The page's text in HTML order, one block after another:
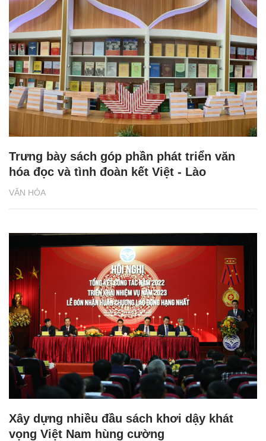
VĂN HÓA
Trưng bày sách góp phần phát triển văn
hóa đọc và tình đoàn kết Việt - Lào
Xây dựng nhiều đầu sách khơi dậy khát
vọng Việt Nam hùng cường